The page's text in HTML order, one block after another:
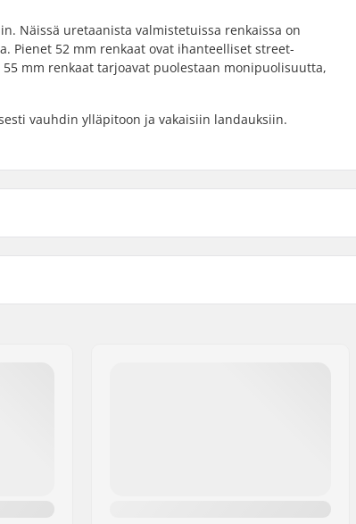
Näissä uretaanista valmistetuissa renkaissa on
Pienet 52 mm renkaat ovat ihanteelliset street-
mm renkaat tarjoavat puolestaan monipuolisuutta,
vauhdin ylläpitoon ja vakaisiin landauksiin.
Renkaan kovuus:
Kpl per paketti: